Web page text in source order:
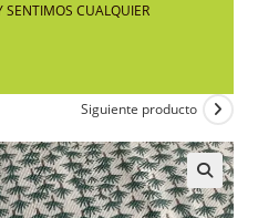
SENTIMOS CUALQUIER
Siguiente producto
🔍